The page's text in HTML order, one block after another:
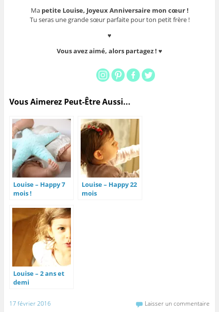
Ma petite Louise, Joyeux Anniversaire mon cœur !
Tu seras une grande sœur parfaite pour ton petit frère !
♥
Vous avez aimé, alors partagez ! ♥
Vous Aimerez Peut-Être Aussi...
Louise – Happy 7
mois !
Louise – Happy 22
mois
Louise – 2 ans et
demi
17 février 2016 Laisser un commentaire